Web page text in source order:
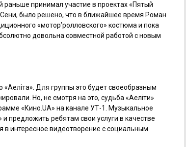
раньше принимал участие в проектах «Пятый
было решено, что в ближайшее время Роман
«мотор’ролловского» костюма и пока
довольна совместной работой с новым
Для группы это будет своеобразным
Но, не смотря на это, судьба «Аеліти»
«Кино.UA» на канале УТ-1. Музыкальное
предложить ребятам свои услуги в качестве
в интересное видеотворение с социальным